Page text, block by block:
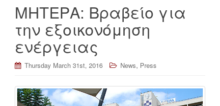
ΜΗΤΕΡΑ: Βραβείο για
την εξοικονόμηση
ενέργειας
Thursday March 31st, 2016 News, Press